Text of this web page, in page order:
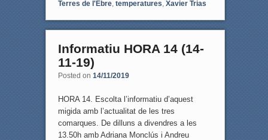
Terres de l'Ebre, temperatures Xavier Trias
Informatiu HORA 14 (14-
11-19)
Posted on 14/11/2019
HORA 14. Escolta l’informatiu d’aquest
migida amb l’actualitat de les tres
comarques. De dilluns a divendres a les
13.50h amb Adriana Monclús i Andreu